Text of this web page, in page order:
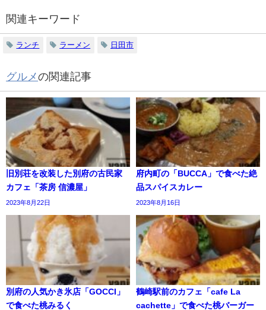
関連キーワード
ランチ ラーメン 日田市
グルメの関連記事
旧別荘を改装した別府の古民家
カフェ「茶房 信濃屋」
2023年8月22日
府内町の「BUCCA」で食べた絶
品スパイスカレー
2023年8月16日
別府の人気かき氷店「GOCCI」
で食べた桃みるく
鶴崎駅前のカフェ「cafe La
cachette」で食べた桃バーガー